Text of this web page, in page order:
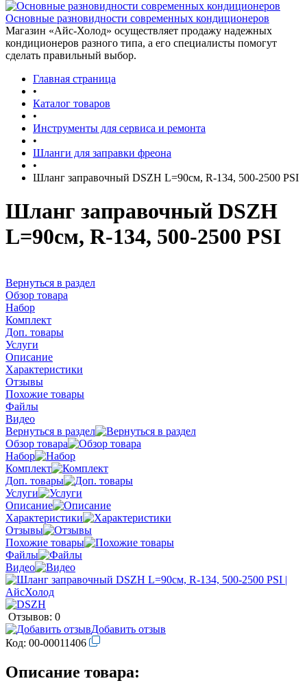
Основные разновидности современных кондиционеров
Магазин «Айс-Холод» осуществляет продажу надежных
кондиционеров разного типа, а его специалисты помогут
сделать правильный выбор.
Главная страница
•
Каталог товаров
•
Инструменты для сервиса и ремонта
•
Шланги для заправки фреона
•
Шланг заправочный DSZH L=90см, R-134, 500-2500 PSI
Шланг заправочный DSZH
L=90см, R-134, 500-2500 PSI
Вернуться в раздел
Обзор товара
Набор
Комплект
Доп. товары
Услуги
Описание
Характеристики
Отзывы
Похожие товары
Файлы
Видео
Вернуться в раздел
Обзор товара
Набор
Комплект
Доп. товары
Услуги
Описание
Характеристики
Отзывы
Похожие товары
Файлы
Видео
Отзывов: 0
Добавить отзыв
Код: 00-00011406
Описание товара: